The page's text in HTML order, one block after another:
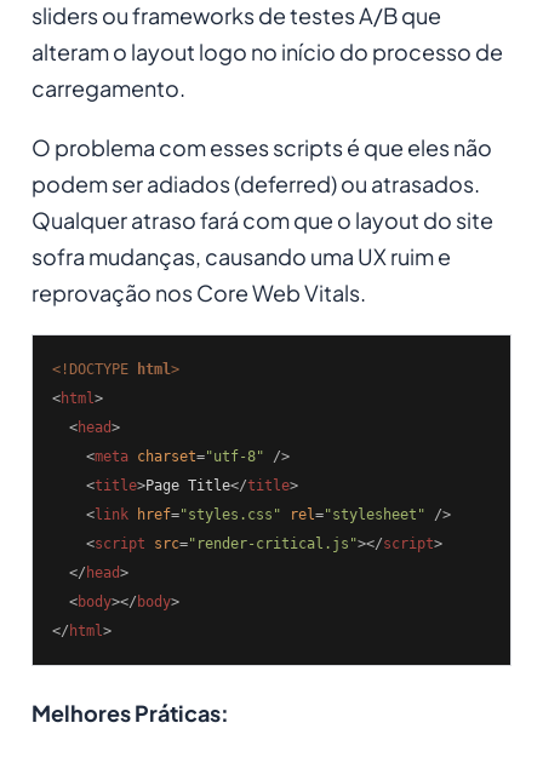
sliders ou frameworks de testes A/B que
alteram o layout logo no início do processo de
carregamento.
O problema com esses scripts é que eles não
podem ser adiados (deferred) ou atrasados.
Qualquer atraso fará com que o layout do site
sofra mudanças, causando uma UX ruim e
reprovação nos Core Web Vitals.
<!DOCTYPE html>
<html>
<head>
<meta charset="utf-8" />
<title>Page Title</title>
<link href="styles.css" rel="stylesheet" />
<script src="render-critical.js"></script>
</ head>
<body></ body>
</ html>
Melhores Práticas: